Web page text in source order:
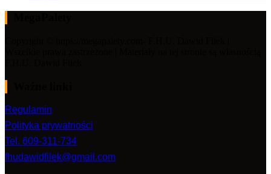
Regulamin
Polityka prywatności
Tel. 609-311-734
fhudawidfilek@gmail.com